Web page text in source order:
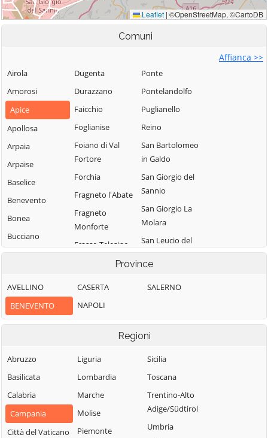
Comuni
Affianca >>
Airola
Amorosi
Apice
Apollosa
Arpaia
Arpaise
Baselice
Benevento
Bonea
Bucciano
Buonalbergo
Campolattaro
Campoli del
Monte Taburno
Castelfranco in
Miscano
Castelpagano
Castelpoto
Castelvenere
Dugenta
Durazzano
Faicchio
Foglianise
Foiano di Val
Fortore
Forchia
Fragneto l'Abate
Fragneto
Monforte
Frasso Telesino
Ginestra degli
Sanframondi
Limatola
Moiano
Molinara
Montefalcone di
Val Fortore
Montesarchio
Ponte
Pontelandolfo
Puglianello
Reino
San Bartolomeo
in Galdo
San Giorgio del
Sannio
San Giorgio La
Molara
San Leucio del
Sannio
San Lorenzo
San Lupo
San Marco dei
Cavoti
San Nazzaro
San Nicola
Province
AVELLINO
BENEVENTO
CASERTA
NAPOLI
SALERNO
Regioni
Abruzzo
Basilicata
Calabria
Campania
Città del Vaticano
Liguria
Lombardia
Marche
Molise
Piemonte
Sicilia
Toscana
Trentino-Alto
Adige/Südtirol
Umbria